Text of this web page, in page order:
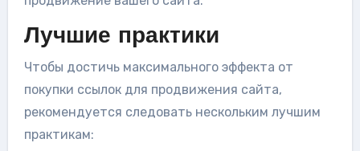
Лучшие практики
Чтобы достичь максимального эффекта от
покупки ссылок для продвижения сайта,
рекомендуется следовать нескольким лучшим
практикам: